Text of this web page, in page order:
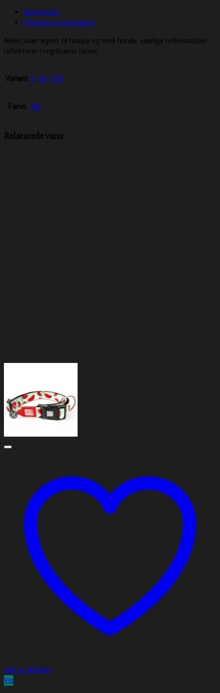
Beskrivelse
Yderligere information
Nylon, især egnet til hvalpe og små hunde, særlige refleksstriber
reflekterer i regnbuens farver
Variant S, XS, XXS
Farve Blå
Relaterede varer
Add to Wishlist
Vis